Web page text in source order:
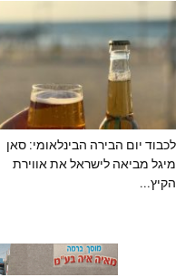
לכבוד יום הבירה הבינלאומי: סאן
מיגל מביאה לישראל את אווירת
הקיץ...